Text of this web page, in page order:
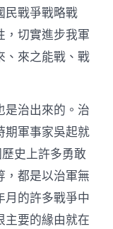
民戰爭戰略戰
，切實進步我軍
、來之能戰、戰
是治出來的。治
期軍事家吳起就
史上許多勇敢
，都是以治軍無
月的許多戰爭中
主要的緣由就在